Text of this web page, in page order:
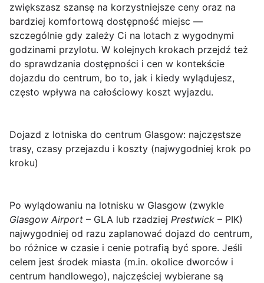
zwiększasz szansę na korzystniejsze ceny oraz na
bardziej komfortową dostępność miejsc —
szczególnie gdy zależy Ci na lotach z wygodnymi
godzinami przylotu. W kolejnych krokach przejdź też
do sprawdzania dostępności i cen w kontekście
dojazdu do centrum, bo to, jak i kiedy wylądujesz,
często wpływa na całościowy koszt wyjazdu.
Dojazd z lotniska do centrum Glasgow: najczęstsze
trasy, czasy przejazdu i koszty (najwygodniej krok po
kroku)
Po wylądowaniu na lotnisku w Glasgow (zwykle
Glasgow Airport – GLA lub rzadziej Prestwick – PIK)
najwygodniej od razu zaplanować dojazd do centrum,
bo różnice w czasie i cenie potrafią być spore. Jeśli
celem jest środek miasta (m.in. okolice dworców i
centrum handlowego), najczęściej wybierane są